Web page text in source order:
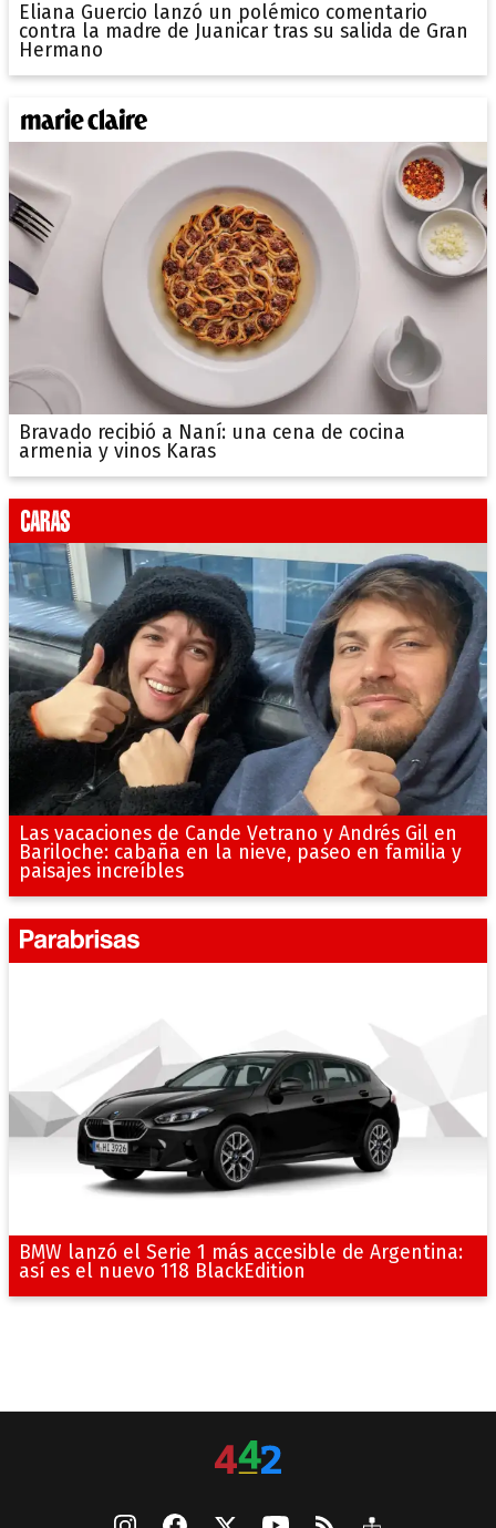
Eliana Guercio lanzó un polémico comentario
contra la madre de Juanicar tras su salida de Gran
Hermano
Bravado recibió a Naní: una cena de cocina
armenia y vinos Karas
Las vacaciones de Cande Vetrano y Andrés Gil en
Bariloche: cabaña en la nieve, paseo en familia y
paisajes increíbles
BMW lanzó el Serie 1 más accesible de Argentina:
así es el nuevo 118 BlackEdition